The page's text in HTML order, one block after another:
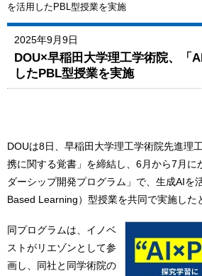
を活用したPBL型授業を実施
2025年9月9日
DOU×早稲田大学理工学術院、「
したPBL型授業を実施
DOUは8日、早稲田大学理工学術院先進理
携に関する覚書」を締結し、6月から7月に
ダーシップ開発プログラム」で、生成AIを
Based Learning）型授業を共同で実施した
同プログラムは、イノベ
ストがリエゾンとして参
画し、同社と同学術院の